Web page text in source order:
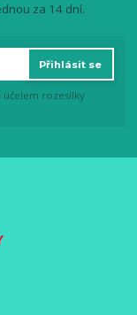
za 14 dní.
Přihlásit se
účelem rozesílky